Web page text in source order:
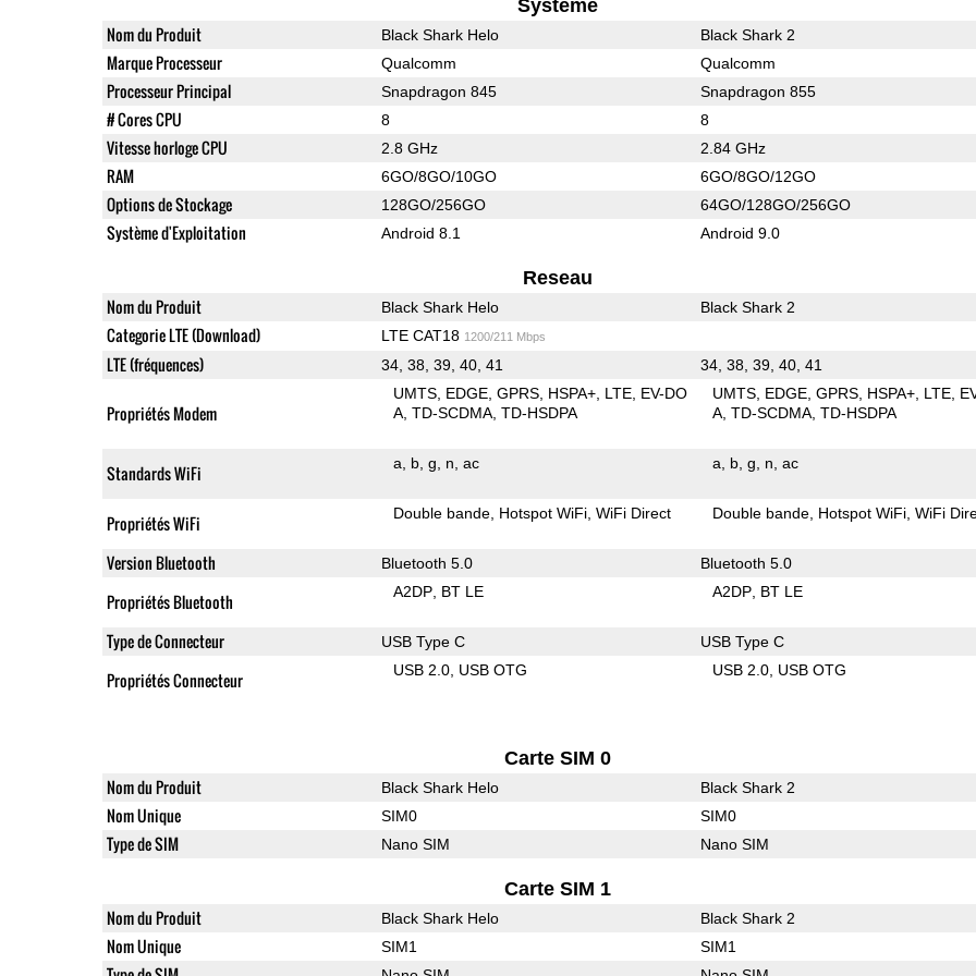
Systeme
Nom du Produit Black Shark Helo Black Shark 2
Marque Processeur Qualcomm Qualcomm
Processeur Principal Snapdragon 845 Snapdragon 855
# Cores CPU 8 8
Vitesse horloge CPU 2.8 GHz 2.84 GHz
RAM 6GO/8GO/10GO 6GO/8GO/12GO
Options de Stockage 128GO/256GO 64GO/128GO/256GO
Système d'Exploitation Android 8.1 Android 9.0
Reseau
Nom du Produit Black Shark Helo Black Shark 2
Categorie LTE (Download) LTE CAT18 1200/211 Mbps
LTE (fréquences) 34, 38, 39, 40, 41 34, 38, 39, 40, 41
Propriétés Modem
UMTS EDGE GPRS HSPA+ LTE EV-DO
A TD-SCDMA TD-HSDPA
UMTS EDGE GPRS HSPA+ LTE
A TD-SCDMA TD-HSDPA
Standards WiFi a b g n ac a b g n ac
Propriétés WiFi Double bande Hotspot WiFi WiFi Direct Double bande Hotspot WiFi WiFi
Version Bluetooth Bluetooth 5.0 Bluetooth 5.0
Propriétés Bluetooth A2DP BT LE A2DP BT LE
Type de Connecteur USB Type C USB Type C
Propriétés Connecteur USB 2.0 USB OTG USB 2.0 USB OTG
Carte SIM 0
Nom du Produit Black Shark Helo Black Shark 2
Nom Unique SIM0 SIM0
Type de SIM Nano SIM Nano SIM
Carte SIM 1
Nom du Produit Black Shark Helo Black Shark 2
Nom Unique SIM1 SIM1